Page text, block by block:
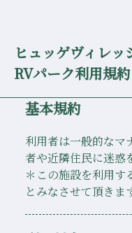
ヒュッゲヴィレッ
RVパーク利用規約
基本規約
利用者は一般的なマ
者や近隣住民に迷惑
＊この施設を利用す
とみなさせて頂きま